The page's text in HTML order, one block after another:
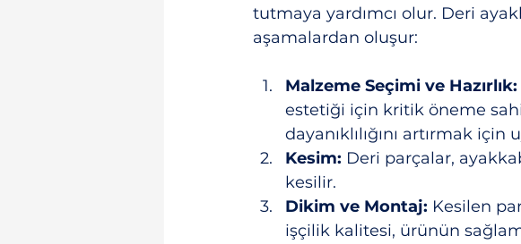
tutmaya yardımcı olur. Deri
aşamalardan oluşur:
Malzeme Seçimi ve Hazırlık:
estetiği için kritik öneme
dayanıklılığını artırmak için
Kesim: Deri parçalar,
kesilir.
Dikim ve Montaj: Kesilen
işçilik kalitesi, ürünün